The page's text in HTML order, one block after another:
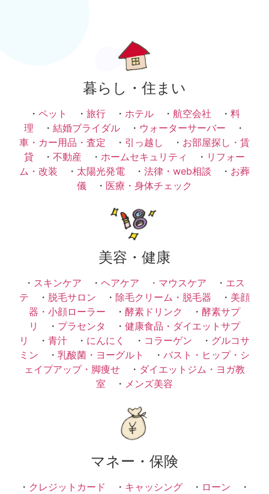
暮らし・住まい
・ ペット ・ 旅行 ・ ホテル ・ 航空会社 ・ 料
理 ・ 結婚ブライダル ・ ウォーターサーバー ・
車・カー用品・査定 ・ 引っ越し ・ お部屋探し・賃
貸 ・ 不動産 ・ ホームセキュリティ ・ リフォー
ム・改装 ・ 太陽光発電 ・ 法律・web相談 ・ お葬
儀 ・ 医療・身体チェック
美容・健康
・ スキンケア ・ ヘアケア ・ マウスケア ・ エス
テ ・ 脱毛サロン ・ 除毛クリーム・脱毛器 ・ 美顔
器・小顔ローラー ・ 酵素ドリンク ・ 酵素サプ
リ
・ プラセンタ ・ 健康食品・ダイエットサプ
リ
・ 青汁 ・ にんにく ・ コラーゲン ・ グルコサ
ミン ・ 乳酸菌・ヨーグルト ・ バスト・ヒップ・シ
ェイプアップ・脚痩せ ・ ダイエットジム・ヨガ教
室 ・ メンズ美容
マネー・保険
・ クレジットカード ・ キャッシング ・ ローン ・